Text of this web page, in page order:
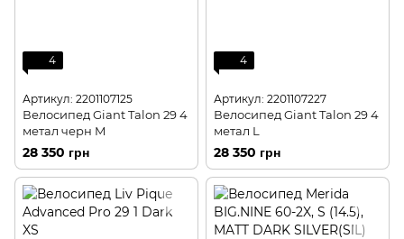
4
Артикул: 2201107125
Велосипед Giant Talon 29 4
метал черн M
28 350 грн
4
Артикул: 2201107227
Велосипед Giant Talon 29 4
метал L
28 350 грн